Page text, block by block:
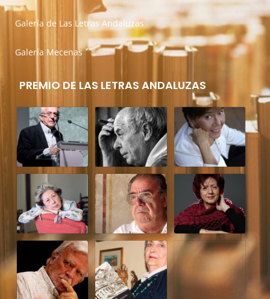
Galería de Las Letras Andaluzas
Galería Mecenas
PREMIO DE LAS LETRAS ANDALUZAS